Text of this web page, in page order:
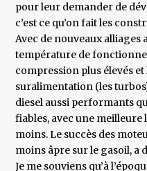
pour leur demander de
c’est ce qu’on fait les
Avec de nouveaux alliages
température de
compression plus élevés
suralimentation (les
diesel aussi performants
fiables, avec une
moins. Le succès des
moins âpre sur le gasoil, a
Je me souviens qu’à